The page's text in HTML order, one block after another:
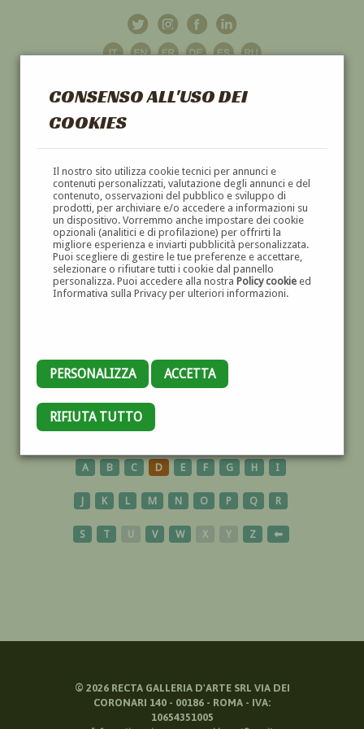
CONSENSO ALL'USO DEI
COOKIES
Il nostro sito utilizza cookie tecnici per annunci e
contenuti personalizzati, valutazione degli annunci e del
contenuto, osservazioni del pubblico e sviluppo di
prodotti, per archiviare e/o accedere a informazioni su
un dispositivo. Vorremmo anche impostare dei cookie
opzionali (analitici e di profilazione) per offrirti la
migliore esperienza e inviarti pubblicità personalizzata.
Puoi scegliere di gestire le tue preferenze e accettare,
selezionare o rifiutare tutti i cookie dal pannello
personalizza. Puoi accedere alla nostra Policy cookieed
Informativa sulla Privacy per ulteriori informazioni.
PERSONALIZZA ACCETTA
RIFIUTA TUTTO
GALLERIAD'ARTE
DIPINTI E SCULTURE '800 E '900
GOUACHE
A B C D E F G H I
J K L M N O P Q R
S T U V W X Y Z ⬅
© 2026RECTA GALLERIA D'ARTE SRL VIA DEI
CORONARI 140 - 00186 - ROMA - IVA:
10654351005